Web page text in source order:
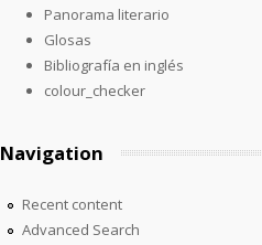
Panorama literario
Glosas
Bibliografía en inglés
colour_checker
Navigation
Recent content
Advanced Search